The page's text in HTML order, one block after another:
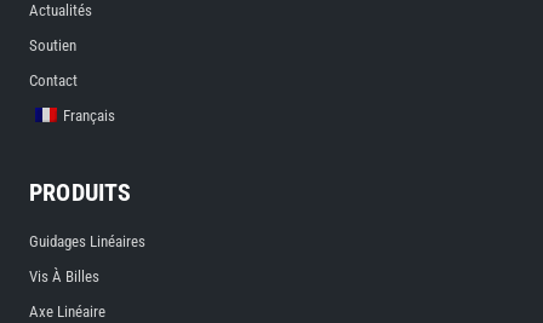
Actualités
Soutien
Contact
Français
PRODUITS
Guidages Linéaires
Vis À Billes
Axe Linéaire